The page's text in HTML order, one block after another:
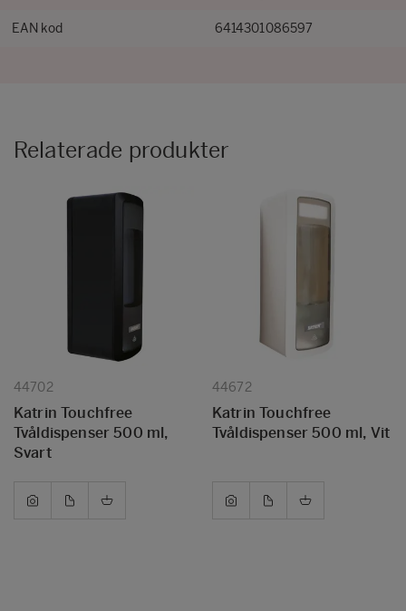
EAN kod 6414301086597
Relaterade produkter
44702
Katrin Touchfree
Tvåldispenser 500 ml,
Svart
44672
Katrin Touchfree
Tvåldispenser 500 ml, Vit